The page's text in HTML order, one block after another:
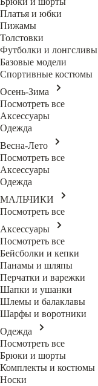
Платья и юбки
Пижамы
Толстовки
Футболки и лонгсливы
Базовые модели
Спортивные костюмы
Осень-Зима
Посмотреть все
Аксессуары
Одежда
Весна-Лето
Посмотреть все
Аксессуары
Одежда
МАЛЬЧИКИ
Посмотреть все
Аксессуары
Посмотреть все
Бейсболки и кепки
Панамы и шляпы
Перчатки и варежки
Шапки и ушанки
Шлемы и балаклавы
Шарфы и воротники
Одежда
Посмотреть все
Брюки и шорты
Комплекты и костюмы
Носки